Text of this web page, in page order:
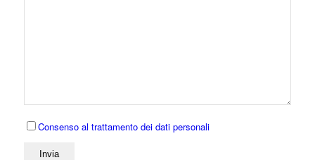
Consenso al trattamento dei dati personali